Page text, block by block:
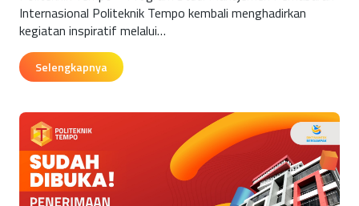
Internasional Politeknik Tempo kembali menghadirkan
kegiatan inspiratif melalui…
Selengkapnya